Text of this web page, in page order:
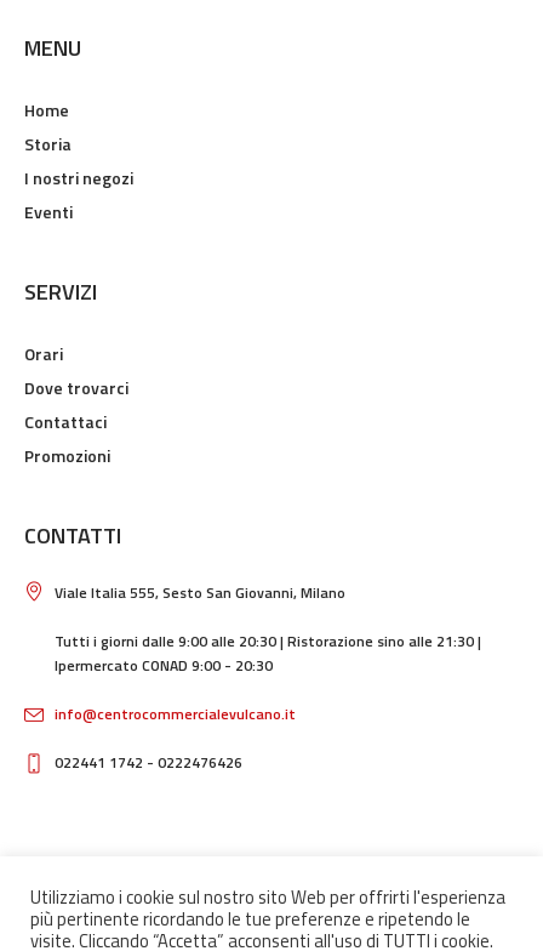
MENU
Home
Storia
I nostri negozi
Eventi
SERVIZI
Orari
Dove trovarci
Contattaci
Promozioni
CONTATTI
Viale Italia 555, Sesto San Giovanni, Milano
Tutti i giorni dalle 9:00 alle 20:30 | Ristorazione sino alle 21:30 |
Ipermercato CONAD 9:00 - 20:30
info@centrocommercialevulcano.it
022441 1742 - 0222476426
Home Storia Ristoranti I nostri negozi
Contatti
Utilizziamo i cookie sul nostro sito Web per offrirti l'esperienza
più pertinente ricordando le tue preferenze e ripetendo le
visite. Cliccando “Accetta” acconsenti all'uso di TUTTI i cookie.